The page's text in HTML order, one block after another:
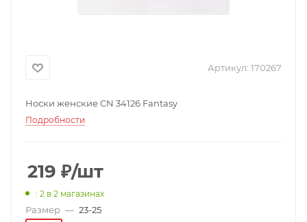
Артикул: 170267
Носки женские CN 34126 Fantasy
Подробности
219 ₽/шт
: 2 в 2 магазинах
Размер — 23-25